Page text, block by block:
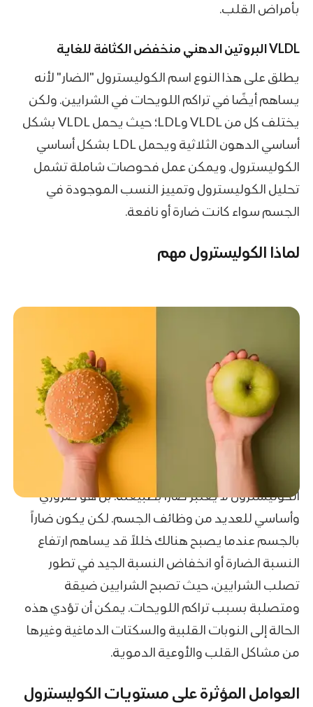
بأمراض القلب.
VLDL البروتين الدهني منخفض الكثافة للغاية
يطلق على هذا النوع اسم الكوليسترول "الضار" لأنه
يساهم أيضًا في تراكم اللويحات في الشرايين. ولكن
يختلف كل من VLDL وLDL؛ حيث يحمل VLDL بشكل
أساسي الدهون الثلاثية ويحمل LDL بشكل أساسي
الكوليسترول. ويمكن عمل فحوصات شاملة تشمل
تحليل الكوليسترول وتمييز النسب الموجودة في
الجسم سواء كانت ضارة أو نافعة.
لماذا الكوليسترول مهم
الكوليسترول لا يعتبر ضارًا بطبيعته. بل هو ضروري
وأساسي للعديد من وظائف الجسم. لكن يكون ضاراً
بالجسم عندما يصبح هنالك خللاً قد يساهم ارتفاع
النسبة الضارة أو انخفاض النسبة الجيد في تطور
تصلب الشرايين، حيث تصبح الشرايين ضيقة
ومتصلبة بسبب تراكم اللويحات. يمكن أن تؤدي هذه
الحالة إلى النوبات القلبية والسكتات الدماغية وغيرها
من مشاكل القلب والأوعية الدموية.
العوامل المؤثرة على مستويات الكوليسترول